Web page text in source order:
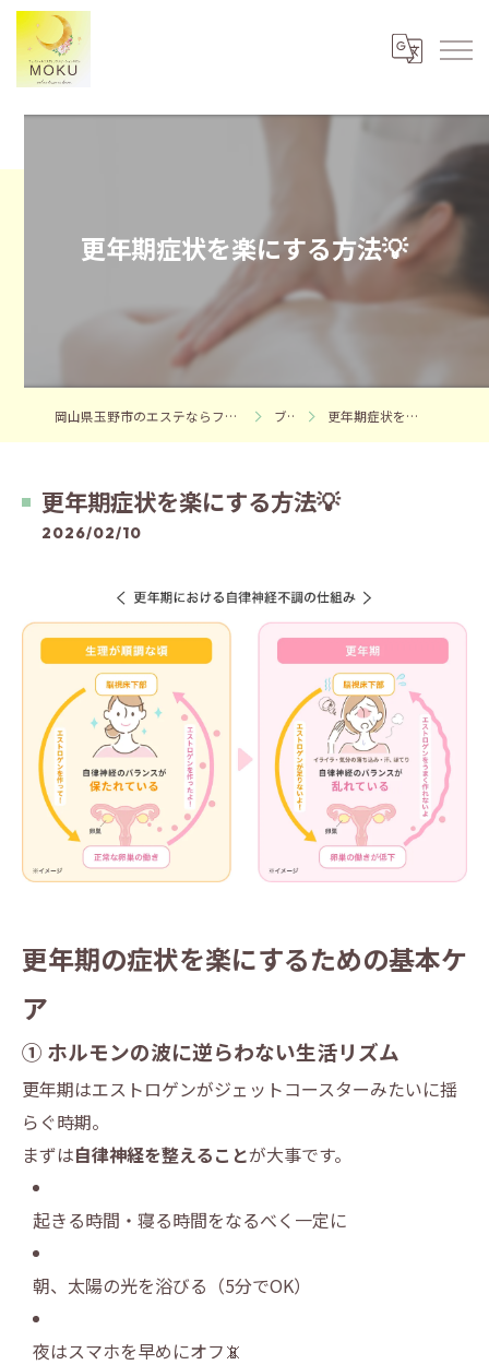
更年期症状を楽にする方法💡
岡山県玉野市のエステならフェイシャルエステサロンMOKU ブログ 更年期症状を楽にする方法💡
更年期症状を楽にする方法💡
2026/02/10
更年期の症状を楽にするための基本ケ
ア
① ホルモンの波に逆らわない生活リズム
更年期はエストロゲンがジェットコースターみたいに揺
らぐ時期。
まずは自律神経を整えることが大事です。
起きる時間・寝る時間をなるべく一定に
朝、太陽の光を浴びる（5分でOK）
夜はスマホを早めにオフ📵